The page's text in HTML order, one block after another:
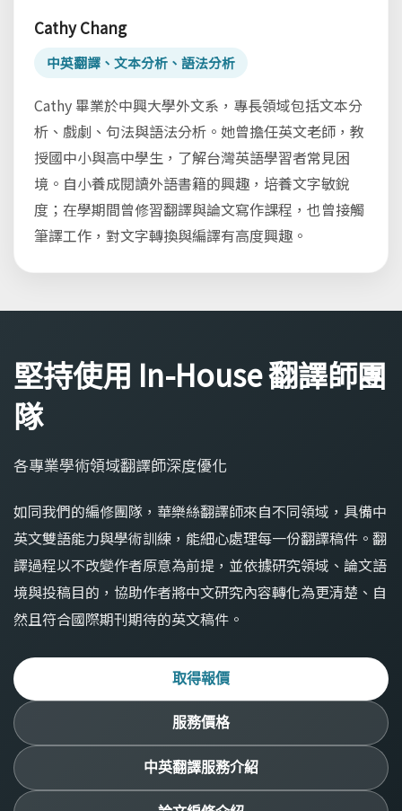
Cathy Chang
中英翻譯、文本分析、語法分析
Cathy 畢業於中興大學外文系，專長領域包括文本分
析、戲劇、句法與語法分析。她曾擔任英文老師，教
授國中小與高中學生，了解台灣英語學習者常見困
境。自小養成閱讀外語書籍的興趣，培養文字敏銳
度；在學期間曾修習翻譯與論文寫作課程，也曾接觸
筆譯工作，對文字轉換與編譯有高度興趣。
堅持使用 In-House 翻譯師團
隊
各專業學術領域翻譯師深度優化
如同我們的編修團隊，華樂絲翻譯師來自不同領域，具備中
英文雙語能力與學術訓練，能細心處理每一份翻譯稿件。翻
譯過程以不改變作者原意為前提，並依據研究領域、論文語
境與投稿目的，協助作者將中文研究內容轉化為更清楚、自
然且符合國際期刊期待的英文稿件。
取得報價
服務價格
中英翻譯服務介紹